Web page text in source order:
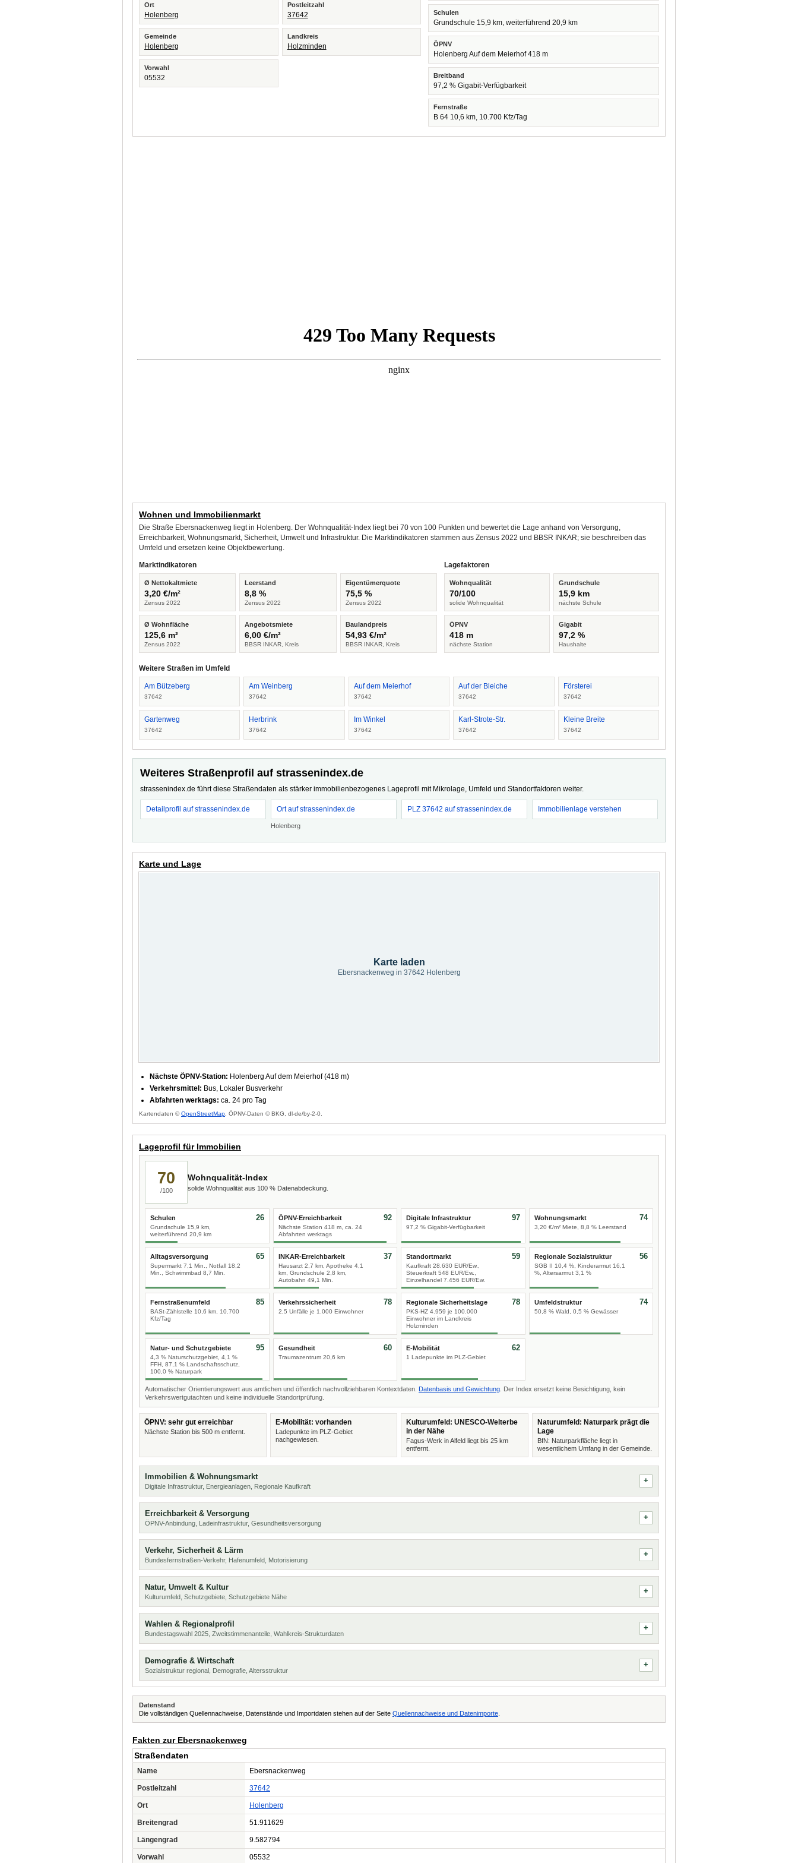
Ort
Holenberg
Postleitzahl
37642
Gemeinde
Holenberg
Landkreis
Holzminden
Vorwahl
05532
Schulen
Grundschule 15,9 km, weiterführend 20,9 km
ÖPNV
Holenberg Auf dem Meierhof 418 m
Breitband
97,2 % Gigabit-Verfügbarkeit
Fernstraße
B 64 10,6 km, 10.700 Kfz/Tag
Wohnen und Immobilienmarkt
Die Straße Ebersnackenweg liegt in Holenberg. Der Wohnqualität-Index liegt bei 70 von 100 Punkten und bewertet die Lage anhand von Versorgung,
Erreichbarkeit, Wohnungsmarkt, Sicherheit, Umwelt und Infrastruktur. Die Marktindikatoren stammen aus Zensus 2022 und BBSR INKAR; sie beschreiben das
Umfeld und ersetzen keine Objektbewertung.
Marktindikatoren
Ø Nettokaltmiete
3,20 €/m²
Zensus 2022
Leerstand
8,8 %
Zensus 2022
Eigentümerquote
75,5 %
Zensus 2022
Ø Wohnfläche
125,6 m²
Zensus 2022
Angebotsmiete
6,00 €/m²
BBSR INKAR, Kreis
Baulandpreis
54,93 €/m²
BBSR INKAR, Kreis
Lagefaktoren
Wohnqualität
70/100
solide Wohnqualität
Grundschule
15,9 km
nächste Schule
ÖPNV
418 m
nächste Station
Gigabit
97,2 %
Haushalte
Weitere Straßen im Umfeld
Am Bützeberg
37642
Am Weinberg
37642
Auf dem Meierhof
37642
Auf der Bleiche
37642
Försterei
37642
Gartenweg
37642
Herbrink
37642
Im Winkel
37642
Karl-Strote-Str.
37642
Kleine Breite
37642
Weiteres Straßenprofil auf strassenindex.de
strassenindex.de führt diese Straßendaten als stärker immobilienbezogenes Lageprofil mit Mikrolage, Umfeld und Standortfaktoren weiter.
Detailprofil auf strassenindex.de Ort auf strassenindex.de
Holenberg
PLZ 37642 auf strassenindex.de Immobilienlage verstehen
Karte und Lage
Karte laden
Ebersnackenweg in 37642 Holenberg
Nächste ÖPNV-Station: Holenberg Auf dem Meierhof (418 m)
Verkehrsmittel: Bus, Lokaler Busverkehr
Abfahrten werktags: ca. 24 pro Tag
Kartendaten ©OpenStreetMap , ÖPNV-Daten © BKG, dl-de/by-2-0.
Lageprofil für Immobilien
70
/100
Wohnqualität-Index
solide Wohnqualität aus 100 % Datenabdeckung.
Schulen
Grundschule 15,9 km,
weiterführend 20,9 km
26 ÖPNV-Erreichbarkeit
Nächste Station 418 m, ca. 24
Abfahrten werktags
92 Digitale Infrastruktur
97,2 % Gigabit-Verfügbarkeit
97 Wohnungsmarkt
3,20 €/m² Miete, 8,8 % Leerstand
74
Alltagsversorgung
Supermarkt 7,1 Min., Notfall 18,2
Min., Schwimmbad 8,7 Min.
65 INKAR-Erreichbarkeit
Hausarzt 2,7 km, Apotheke 4,1
km, Grundschule 2,8 km,
Autobahn 49,1 Min.
37 Standortmarkt
Kaufkraft 28.630 EUR/Ew.,
Steuerkraft 548 EUR/Ew.,
Einzelhandel 7.456 EUR/Ew.
59 Regionale Sozialstruktur
SGB II 10,4 %, Kinderarmut 16,1
%, Altersarmut 3,1 %
56
Fernstraßenumfeld
BASt-Zählstelle 10,6 km, 10.700
Kfz/Tag
85 Verkehrssicherheit
2,5 Unfälle je 1.000 Einwohner
78 Regionale Sicherheitslage
PKS-HZ 4.959 je 100.000
Einwohner im Landkreis
Holzminden
78 Umfeldstruktur
50,8 % Wald, 0,5 % Gewässer
74
Natur- und Schutzgebiete
4,3 % Naturschutzgebiet, 4,1 %
FFH, 87,1 % Landschaftsschutz,
100,0 % Naturpark
95 Gesundheit
Traumazentrum 20,6 km
60 E-Mobilität
1 Ladepunkte im PLZ-Gebiet
62
Automatischer Orientierungswert aus amtlichen und öffentlich nachvollziehbaren Kontextdaten. Datenbasis und Gewichtung . Der Index ersetzt keine Besichtigung, kein
Verkehrswertgutachten und keine individuelle Standortprüfung.
ÖPNV: sehr gut erreichbar
Nächste Station bis 500 m entfernt.
E-Mobilität: vorhanden
Ladepunkte im PLZ-Gebiet
nachgewiesen.
Kulturumfeld: UNESCO-Welterbe
in der Nähe
Fagus-Werk in Alfeld liegt bis 25 km
entfernt.
Naturumfeld: Naturpark prägt die
Lage
BfN: Naturparkfläche liegt in
wesentlichem Umfang in der Gemeinde.
Immobilien & Wohnungsmarkt
Digitale Infrastruktur, Energieanlagen, Regionale Kaufkraft
Erreichbarkeit & Versorgung
ÖPNV-Anbindung, Ladeinfrastruktur, Gesundheitsversorgung
Verkehr, Sicherheit & Lärm
Bundesfernstraßen-Verkehr, Hafenumfeld, Motorisierung
Natur, Umwelt & Kultur
Kulturumfeld, Schutzgebiete, Schutzgebiete Nähe
Wahlen & Regionalprofil
Bundestagswahl 2025, Zweitstimmenanteile, Wahlkreis-Strukturdaten
Demografie & Wirtschaft
Sozialstruktur regional, Demografie, Altersstruktur
Datenstand
Die vollständigen Quellennachweise, Datenstände und Importdaten stehen auf der Seite Quellennachweise und Datenimporte
Fakten zur Ebersnackenweg
Straßendaten
Name Ebersnackenweg
Postleitzahl 37642
Ort Holenberg
Breitengrad 51.911629
Längengrad 9.582794
Vorwahl 05532